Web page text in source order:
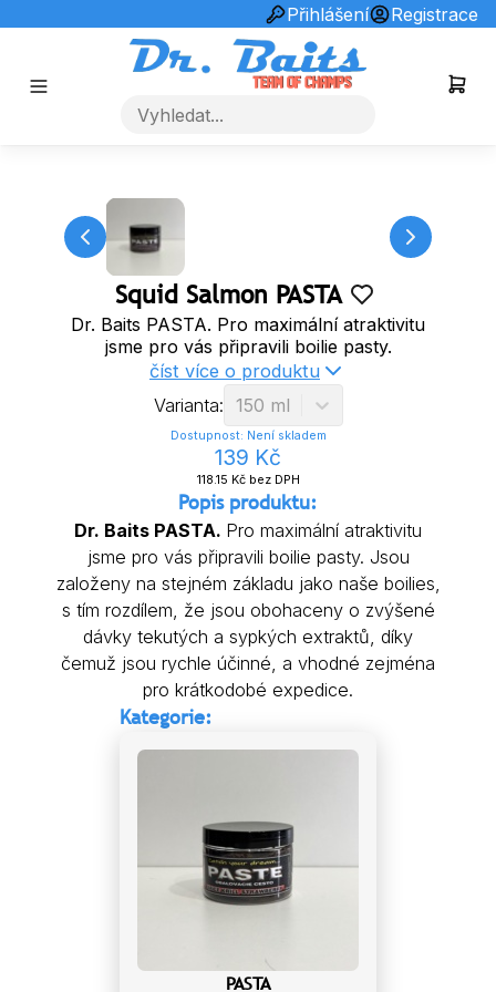
+420731253510Přihlášení Registrace
Squid Salmon PASTA
Dr. Baits PASTA. Pro maximální atraktivitu
jsme pro vás připravili boilie pasty.
číst více o produktu
Varianta: 150 ml
Dostupnost: Není skladem
139 Kč
118.15 Kč bez DPH
Popis produktu:
Dr. Baits PASTA. Pro maximální atraktivitu
jsme pro vás připravili boilie pasty. Jsou
založeny na stejném základu jako naše boilies,
s tím rozdílem, že jsou obohaceny o zvýšené
dávky tekutých a sypkých extraktů, díky
čemuž jsou rychle účinné, a vhodné zejména
pro krátkodobé expedice.
Kategorie:
PASTA